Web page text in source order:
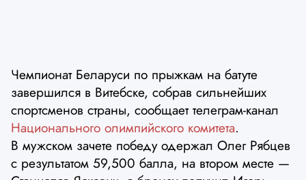
Чемпионат Беларуси по прыжкам на батуте
завершился в Витебске, собрав сильнейших
спортсменов страны, сообщает телеграм-канал
Национального олимпийского комитета.
В мужском зачете победу одержал Олег Рябцев
с результатом 59,500 балла, на втором месте —